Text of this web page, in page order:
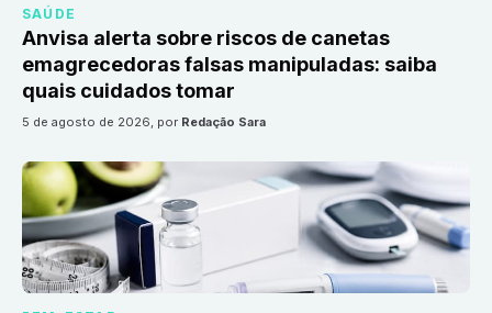
SAÚDE
Anvisa alerta sobre riscos de canetas
emagrecedoras falsas manipuladas: saiba
quais cuidados tomar
5 de agosto de 2026, por Redação Sara